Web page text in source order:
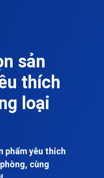
sản
thích
loại
phẩm yêu thích
cùng